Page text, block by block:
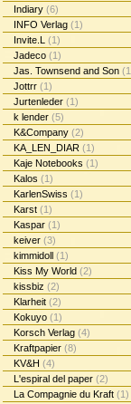
Indiary (6)
INFO Verlag (1)
Invite.L (1)
Jadeco (1)
Jas. Townsend and Son
Jottrr (1)
Jurtenleder (1)
k lender (5)
K&Company (2)
KA_LEN_DIAR (1)
Kaje Notebooks (1)
Kalos (1)
KarlenSwiss (1)
Karst (1)
Kaspar (1)
keiver (3)
kimmidoll (1)
Kiss My World (2)
kissbiz (2)
Klarheit (2)
Kokuyo (1)
Korsch Verlag (4)
Kraftpapier (8)
KV&H (4)
L'espiral del paper (2)
La Compagnie du Kraft (1)